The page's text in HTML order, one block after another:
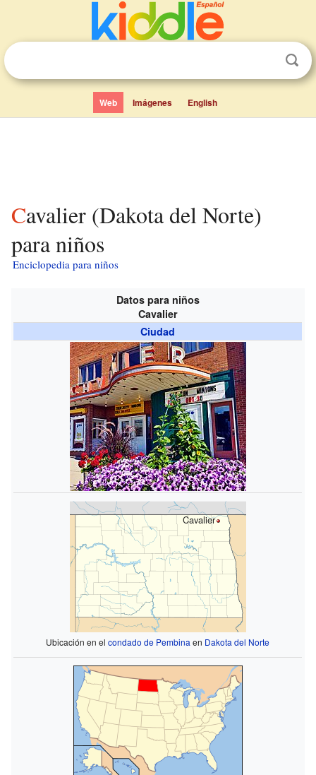
Web Imágenes English
Cavalier (Dakota del Norte)
para niños
Enciclopedia para niños
Datos para niños
Cavalier
Ciudad
Cavalier
Ubicación en elcondado de Pembina en Dakota del Norte